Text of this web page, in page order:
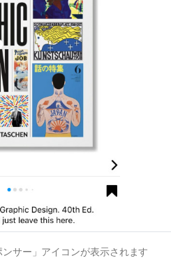
サー」アイコンが表示されます